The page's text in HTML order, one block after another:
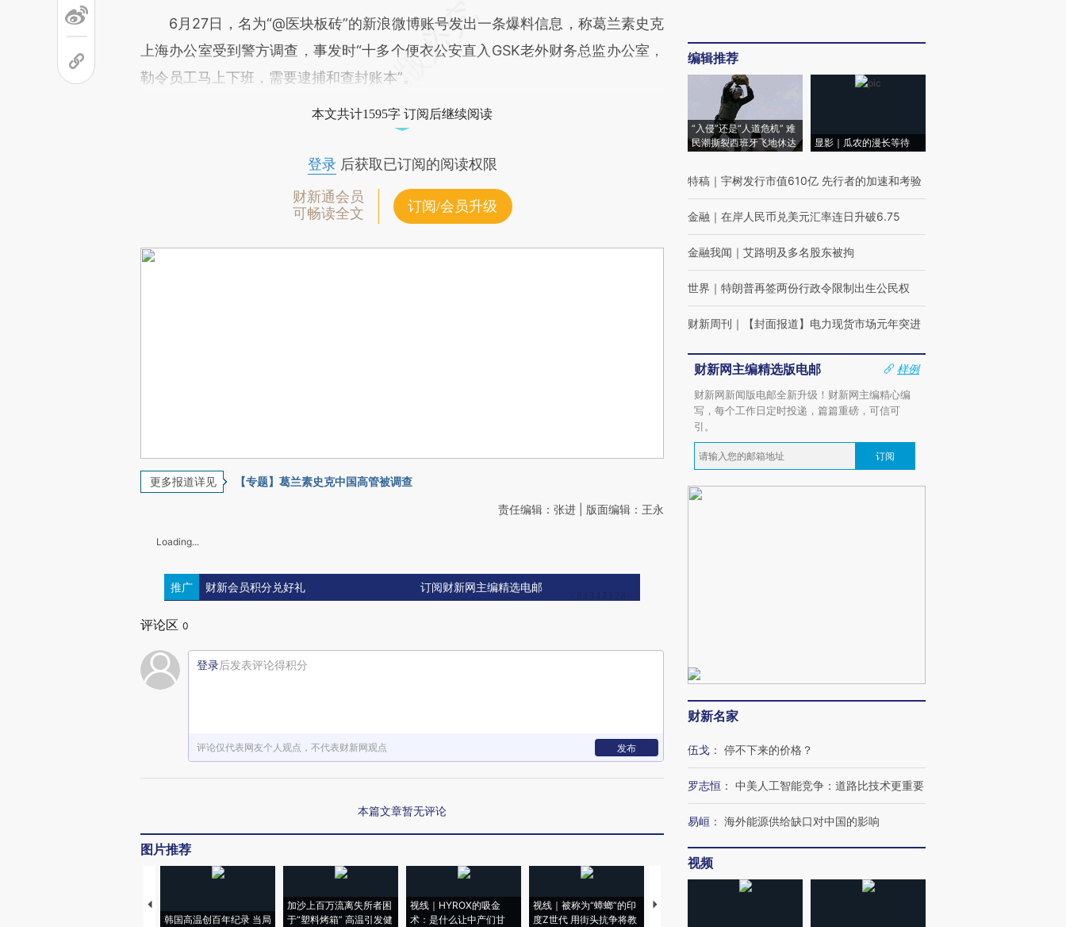
6月27日，名为“@医块板砖”的新浪微博账号发出一条爆料信息，称葛兰素史克
上海办公室受到警方调查，事发时“十多个便衣公安直入GSK老外财务总监办公室，
勒令员工马上下班，需要逮捕和查封账本”。
本文共计1595字 订阅后继续阅读
登录后获取已订阅的阅读权限
财新通会员
可畅读全文
订阅/会员升级
更多报道详见 【专题】葛兰素史克中国高管被调查
责任编辑：张进 | 版面编辑：王永
Loading...
推广 财新会员积分兑好礼 订阅财新网主编精选电邮
评论区 0
登录后发表评论得积分
评论仅代表网友个人观点，不代表财新网观点 发布
本篇文章暂无评论
图片推荐
韩国高温创百年纪录 当局
加沙上百万流离失所者困
于“塑料烤箱” 高温引发健
视线｜HYROX的吸金
术：是什么让中产们甘
视线｜被称为“蟑螂”的印
度Z世代 用街头抗争将教
视线｜“入侵”还是“人道危
编辑推荐
“入侵”还是“人道危机” 难
民潮撕裂西班牙飞地休达
显影｜瓜农的漫长等待
特稿 ｜ 宇树发行市值610亿 先行者的加速和考验
金融 ｜ 在岸人民币兑美元汇率连日升破6.75
金融我闻 ｜ 艾路明及多名股东被拘
世界 ｜ 特朗普再签两份行政令限制出生公民权
财新周刊 ｜ 【封面报道】电力现货市场元年突进
财新网主编精选版电邮
样例
财新网新闻版电邮全新升级！财新网主编精心编
写，每个工作日定时投递，篇篇重磅，可信可
引。
订阅
财新名家
伍戈 ： 停不下来的价格？
罗志恒 ： 中美人工智能竞争：道路比技术更重要
易峘 ： 海外能源供给缺口对中国的影响
视频